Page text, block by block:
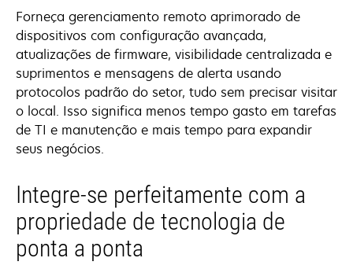
Forneça gerenciamento remoto aprimorado de
dispositivos com configuração avançada,
atualizações de firmware, visibilidade centralizada e
suprimentos e mensagens de alerta usando
protocolos padrão do setor, tudo sem precisar visitar
o local. Isso significa menos tempo gasto em tarefas
de TI e manutenção e mais tempo para expandir
seus negócios.
Integre-se perfeitamente com a
propriedade de tecnologia de
ponta a ponta